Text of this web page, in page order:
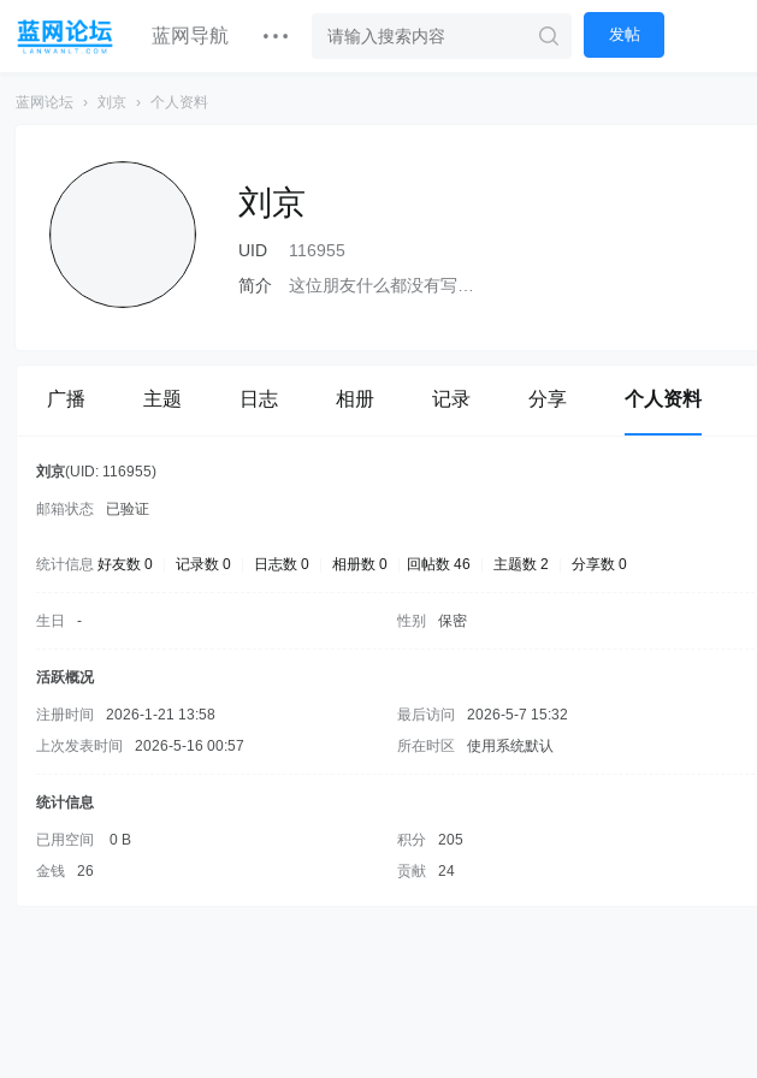
蓝网导航 发帖
蓝网论坛 › 刘京 › 个人资料
刘京
UID
116955
简介
这位朋友什么都没有写…
广播 主题 日志 相册 记录 分享 个人资料
刘京(UID: 116955)
邮箱状态 已验证
统计信息 好友数 0 记录数 0 日志数 0 相册数 0 回帖数 46 主题数 2 分享数 0
生日 - 性别 保密
活跃概况
注册时间 2026-1-21 13:58 最后访问 2026-5-7 15:32
上次发表时间
2026-5-16 00:57 所在时区 使用系统默认
统计信息
已用空间 0 B 积分 205
金钱
26 贡献 24